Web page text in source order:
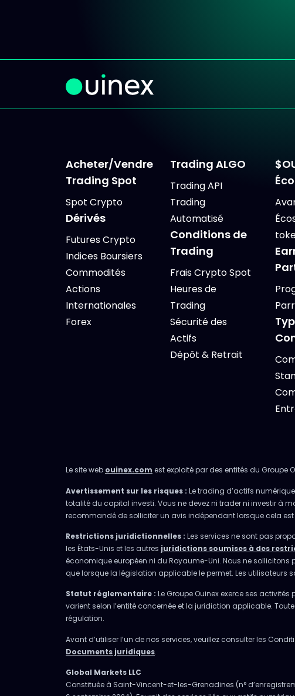
Acheter/Vendre
Trading Spot
Spot Crypto
Dérivés
Futures Crypto
Indices Boursiers
Commodités
Actions
Internationales
Forex
Trading ALGO
Trading API
Trading
Automatisé
Conditions de
Trading
Frais Crypto Spot
Heures de
Trading
Sécurité des
Actifs
Dépôt & Retrait
Le site web ouinex.com est exploité par des entités du Groupe
Avertissement sur les risques : Le trading d’actifs
totalité du capital investi. Vous ne devez ni trader ni investir à
recommandé de solliciter un avis indépendant lorsque cela
Restrictions juridictionnelles : Les services ne sont pas
les États-Unis et les autres juridictions soumises à des
économique européen ni du Royaume-Uni. Nous ne
que lorsque la législation applicable le permet. Les
Statut réglementaire : Le Groupe Ouinex exerce ses
varient selon l’entité concernée et la juridiction applicable.
régulation.
Avant d’utiliser l’un de nos services, veuillez consulter les
Documents juridiques.
Global Markets LLC
Constituée à Saint-Vincent-et-les-Grenadines (n°